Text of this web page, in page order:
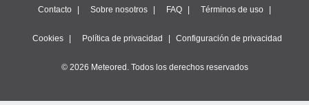
Contacto Sobre nosotros FAQ Términos de uso
Cookies Política de privacidad Configuración de privacidad
© 2026 Meteored. Todos los derechos reservados